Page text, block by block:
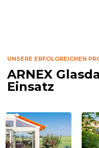
UNSERE ERFOLGREICHEN
ARNEX
Einsatz